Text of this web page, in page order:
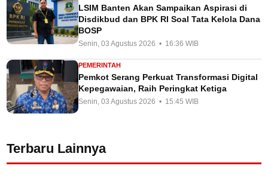
LSIM Banten Akan Sampaikan Aspirasi di
Disdikbud dan BPK RI Soal Tata Kelola Dana
BOSP
Senin, 03 Agustus 2026 • 16:36 WIB
PEMERINTAH
Pemkot Serang Perkuat Transformasi Digital
Kepegawaian, Raih Peringkat Ketiga
Senin, 03 Agustus 2026 • 15:45 WIB
Terbaru Lainnya